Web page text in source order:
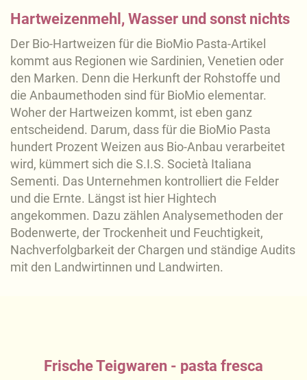
Hartweizenmehl, Wasser und sonst nichts
Der Bio-Hartweizen für die BioMio Pasta-Artikel
kommt aus Regionen wie Sardinien, Venetien oder
den Marken. Denn die Herkunft der Rohstoffe und
die Anbaumethoden sind für BioMio elementar.
Woher der Hartweizen kommt, ist eben ganz
entscheidend. Da­rum, dass für die BioMio Pasta
hundert Prozent Weizen aus Bio-Anbau verarbeitet
wird, kümmert sich die S.I.S. Società Italiana
Sementi. Das Unternehmen kontrolliert die Felder
und die Ernte. Längst ist hier Hightech
angekommen. Dazu zählen Analysemethoden der
Bodenwerte, der Trockenheit und Feuchtigkeit,
Nachverfolgbarkeit der Chargen und ständige Audits
mit den Landwirtinnen und Landwirten.
Frische Teigwaren - pasta fresca